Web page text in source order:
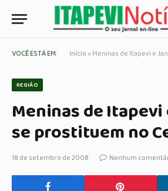
VOCÊ ESTÁ EM: Início »Meninas de Itapevi e
REGIÃO
Meninas de
se prostituem no
18 de setembro de 2008 Nenhum